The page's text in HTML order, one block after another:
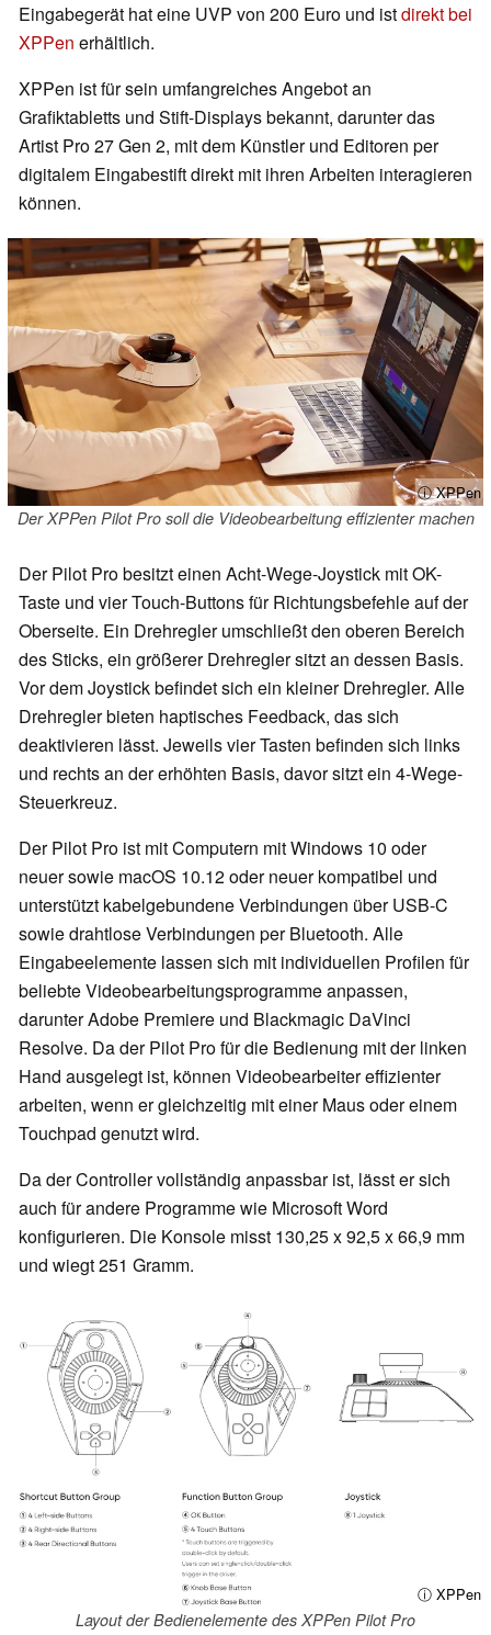
Eingabegerät hat eine UVP von 200 Euro und istdirekt bei
XPPen erhältlich.
XPPen ist für sein umfangreiches Angebot an
Grafiktabletts und Stift-Displays bekannt, darunter das
Artist Pro 27 Gen 2, mit dem Künstler und Editoren per
digitalem Eingabestift direkt mit ihren Arbeiten interagieren
können.
ⓘ XPPen
Der XPPen Pilot Pro soll die Videobearbeitung effizienter machen
Der Pilot Pro besitzt einen Acht-Wege-Joystick mit OK-
Taste und vier Touch-Buttons für Richtungsbefehle auf der
Oberseite. Ein Drehregler umschließt den oberen Bereich
des Sticks, ein größerer Drehregler sitzt an dessen Basis.
Vor dem Joystick befindet sich ein kleiner Drehregler. Alle
Drehregler bieten haptisches Feedback, das sich
deaktivieren lässt. Jeweils vier Tasten befinden sich links
und rechts an der erhöhten Basis, davor sitzt ein 4-Wege-
Steuerkreuz.
Der Pilot Pro ist mit Computern mit Windows 10 oder
neuer sowie macOS 10.12 oder neuer kompatibel und
unterstützt kabelgebundene Verbindungen über USB-C
sowie drahtlose Verbindungen per Bluetooth. Alle
Eingabeelemente lassen sich mit individuellen Profilen für
beliebte Videobearbeitungsprogramme anpassen,
darunter Adobe Premiere und Blackmagic DaVinci
Resolve. Da der Pilot Pro für die Bedienung mit der linken
Hand ausgelegt ist, können Videobearbeiter effizienter
arbeiten, wenn er gleichzeitig mit einer Maus oder einem
Touchpad genutzt wird.
Da der Controller vollständig anpassbar ist, lässt er sich
auch für andere Programme wie Microsoft Word
konfigurieren. Die Konsole misst 130,25 x 92,5 x 66,9 mm
und wiegt 251 Gramm.
ⓘ XPPen
Layout der Bedienelemente des XPPen Pilot Pro